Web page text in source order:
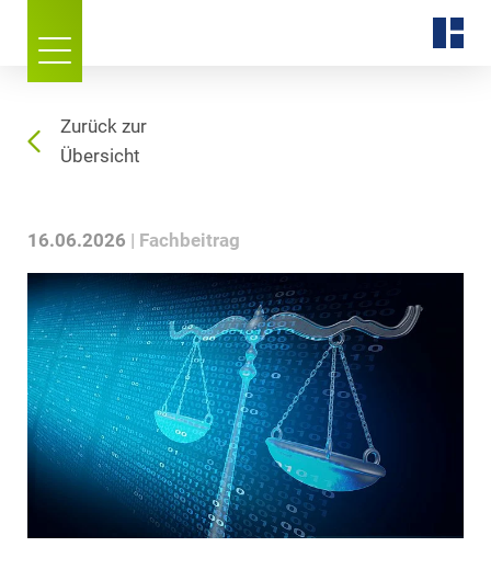
Zurück zur
Übersicht
16.06.2026 Fachbeitrag